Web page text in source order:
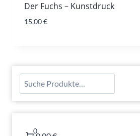
Der Fuchs – Kunstdruck
15,00€
Suchen
0